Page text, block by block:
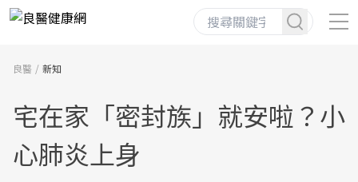
良醫 新知
宅在家「密封族」就安啦？小
心肺炎上身